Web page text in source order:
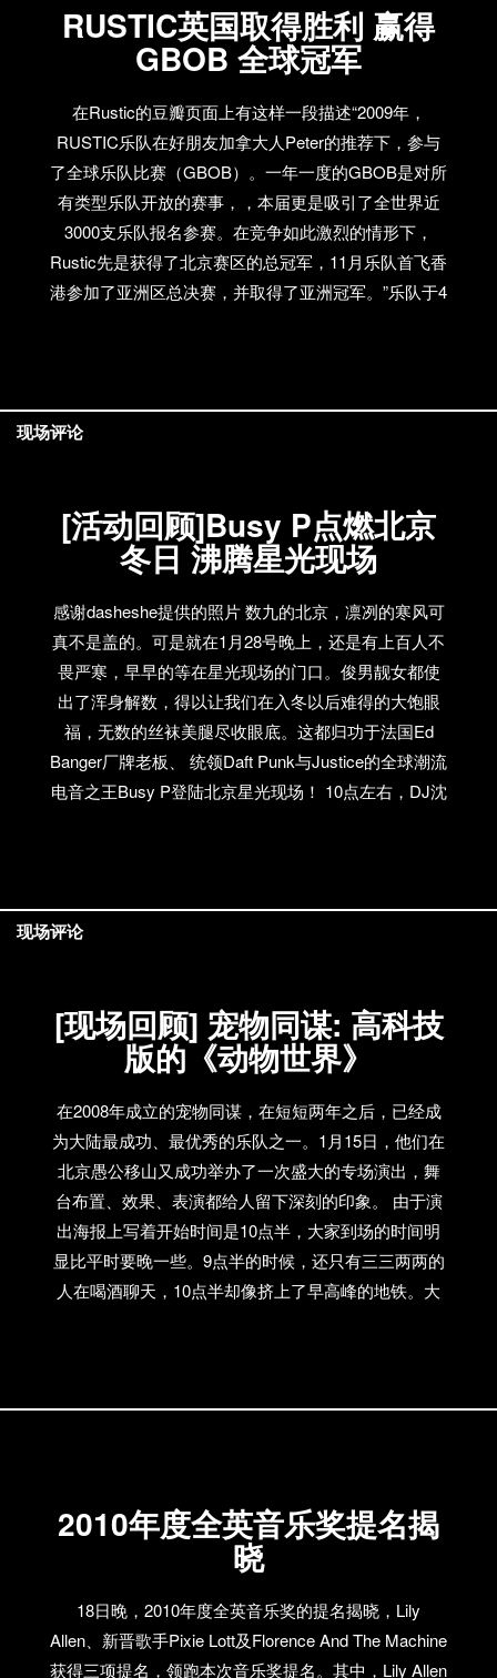
旧中国的靠拢，都可以说是前无古人的壮举。当初是
有意为之，还是无心插柳？ 这些东西还没流行以前，
几年前的国货复古风潮完全就是你们带起来的，这么
说你们同意吗？现在复古国货已经是文艺青年和潮人
的标配了，你们对此怎么看？ 我觉得挺可悲的，其实
只有这么点东西拿来说。还是中国年轻人文化太匮乏
Bye Bye Disco复古商店生意怎么样？听说对面开了个
同名迪厅，能给我们具体介绍一下吗？ 商店生意不
错，好像还是老外，港台顾客和小众文艺青年识货。
RUSTIC英国取得胜利 赢得
GBOB 全球冠军
在Rustic的豆瓣页面上有这样一段描述“2009年，
RUSTIC乐队在好朋友加拿大人Peter的推荐下，参与
了全球乐队比赛（GBOB）。一年一度的GBOB是对所
有类型乐队开放的赛事，，本届更是吸引了全世界近
3000支乐队报名参赛。在竞争如此激烈的情形下，
Rustic先是获得了北京赛区的总冠军，11月乐队首飞香
港参加了亚洲区总决赛，并取得了亚洲冠军。”乐队于4
展大奖，包括：位于伦敦的录音室一周使用权利、英
国巡演，以及1万美元现金。 在乐队4月27日赢得冠军
想起来我当时觉得他们是有能力赢的但是又不太确
定，如果想赢的话，他们就必须征服那些评委”。在
空几乎陷入了瘫痪，到英国的国际机票价格飞涨，于
是每天兵马司的工作人员每天就盯着看哪里有便宜点
儿的机票，最后在比赛开始前一天，离正式演出仅剩
几个小时的时候，Rustic终于顺利到了伦敦。Rustic从
最初的预赛表演到夺得全球总决赛冠军的全过程将以
纪录片形式发行。据悉，Rustic乐队在结束英国之行之
后也将投入到首张专辑的录制中。 2010年4月27日 @
[活动回顾]Busy P点燃北京
冬日 沸腾星光现场
感谢dasheshe提供的照片 数九的北京，凛冽的寒风可
真不是盖的。可是就在1月28号晚上，还是有上百人不
畏严寒，早早的等在星光现场的门口。俊男靓女都使
出了浑身解数，得以让我们在入冬以后难得的大饱眼
福，无数的丝袜美腿尽收眼底。这都归功于法国Ed
Banger厂牌老板、 统领Daft Punk与Justice的全球潮流
电音之王Busy P登陆北京星光现场！ 10点左右，DJ沈
本Revolver的DJ上场了。在伴着hip-hop与electro融合
的节拍下，酒精很快发生了作用，大家三两成群走进
现场评论
[现场回顾] 宠物同谋: 高科技
版的《动物世界》
在2008年成立的宠物同谋，在短短两年之后，已经成
为大陆最成功、最优秀的乐队之一。1月15日，他们在
北京愚公移山又成功举办了一次盛大的专场演出，舞
台布置、效果、表演都给人留下深刻的印象。 由于演
出海报上写着开始时间是10点半，大家到场的时间明
显比平时要晚一些。9点半的时候，还只有三三两两的
人在喝酒聊天，10点半却像挤上了早高峰的地铁。大
洲草原，带向了动物的生猛与性感。而伴着音乐与灯
现场评论
2010年度全英音乐奖提名揭
晓
18日晚，2010年度全英音乐奖的提名揭晓，Lily
Allen、新晋歌手Pixie Lott及Florence And The Machine
获得三项提名，领跑本次音乐奖提名。其中，Lily Allen